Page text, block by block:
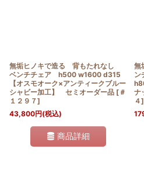
無垢ヒノキで造る 背もたれなし
ベンチチェア h500 w1600 d315
【オスモオーク×アンティークブルー
シャビー加工】 セミオーダー品 [ ＃
１２９７]
43,800円(税込)
商品詳細
無
ン
ナ
４]